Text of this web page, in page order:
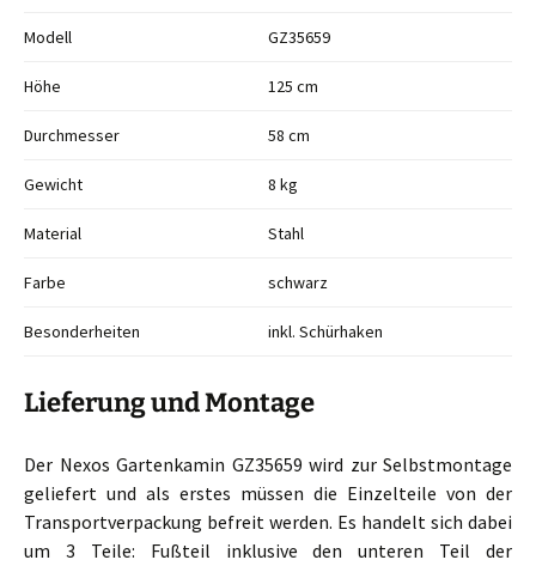
Modell GZ35659
Höhe 125 cm
Durchmesser 58 cm
Gewicht 8 kg
Material Stahl
Farbe schwarz
Besonderheiten inkl. Schürhaken
Lieferung und Montage
Der Nexos Gartenkamin GZ35659 wird zur Selbstmontage
geliefert und als erstes müssen die Einzelteile von der
Transportverpackung befreit werden. Es handelt sich dabei
um 3 Teile: Fußteil inklusive den unteren Teil der